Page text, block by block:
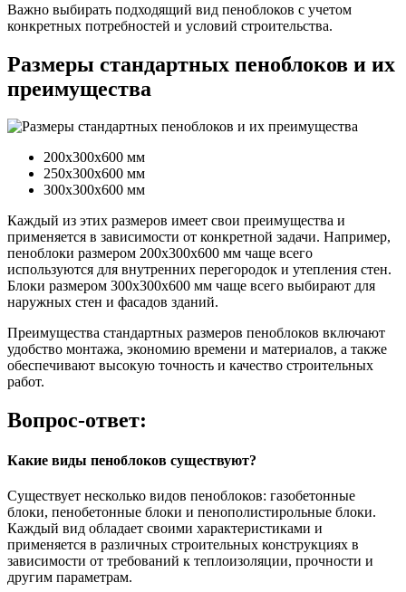
Важно выбирать подходящий вид пеноблоков с учетом
конкретных потребностей и условий строительства.
Размеры стандартных пеноблоков и их
преимущества
200x300x600 мм
250x300x600 мм
300x300x600 мм
Каждый из этих размеров имеет свои преимущества и
применяется в зависимости от конкретной задачи. Например,
пеноблоки размером 200x300x600 мм чаще всего
используются для внутренних перегородок и утепления стен.
Блоки размером 300x300x600 мм чаще всего выбирают для
наружных стен и фасадов зданий.
Преимущества стандартных размеров пеноблоков включают
удобство монтажа, экономию времени и материалов, а также
обеспечивают высокую точность и качество строительных
работ.
Вопрос-ответ:
Какие виды пеноблоков существуют?
Существует несколько видов пеноблоков: газобетонные
блоки, пенобетонные блоки и пенополистирольные блоки.
Каждый вид обладает своими характеристиками и
применяется в различных строительных конструкциях в
зависимости от требований к теплоизоляции, прочности и
другим параметрам.